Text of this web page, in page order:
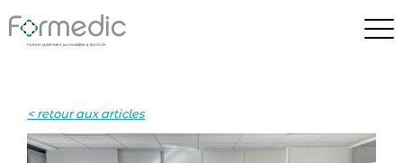
< retour aux articles